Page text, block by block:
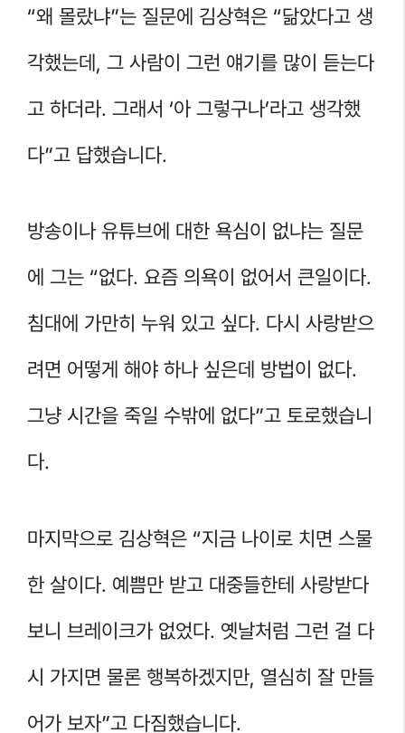
“왜 몰랐냐”는 질문에 김상혁은 “닮았다고 생
각했는데, 그 사람이 그런 얘기를 많이 듣는다
고 하더라. 그래서 ‘아 그렇구나’라고 생각했
다”고 답했습니다.
방송이나 유튜브에 대한 욕심이 없냐는 질문
에 그는 “없다. 요즘 의욕이 없어서 큰일이다.
침대에 가만히 누워 있고 싶다. 다시 사랑받으
려면 어떻게 해야 하나 싶은데 방법이 없다.
그냥 시간을 죽일 수밖에 없다”고 토로했습니
다.
마지막으로 김상혁은 “지금 나이로 치면 스물
한 살이다. 예쁨만 받고 대중들한테 사랑받다
보니 브레이크가 없었다. 옛날처럼 그런 걸 다
시 가지면 물론 행복하겠지만, 열심히 잘 만들
어가 보자”고 다짐했습니다.